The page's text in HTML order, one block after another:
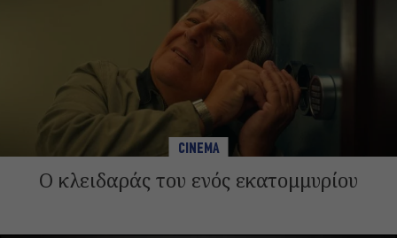
CINEMA
Ο κλειδαράς του ενός εκατομμυρίου